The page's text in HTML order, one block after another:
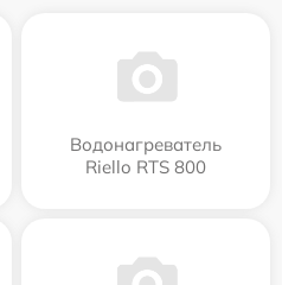
Водонагреватель
Riello RTS 800